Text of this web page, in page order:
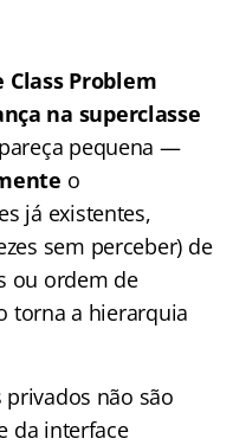
Class Problem
na superclasse
pequena —
o
já existentes,
sem perceber) de
ou ordem de
torna a hierarquia
privados não são
da interface